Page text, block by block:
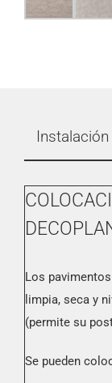
Los
limpia, seca y
(permite su
Se pueden